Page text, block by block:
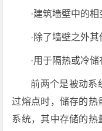
·建筑墙壁中的相
·除了墙壁之外
·用于隔热或冷储
前两个是被动系
过熔点时，储存的热
系统，其中存储的热